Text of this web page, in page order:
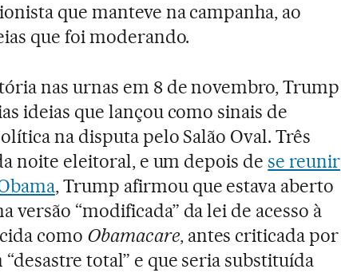
que manteve na campanha, ao
que foi moderando.
nas urnas em 8 de novembro, Trump
ideias que lançou como sinais de
na disputa pelo Salão Oval. Três
noite eleitoral, e um depois dese reunir
, Trump afirmou que estava aberto
versão “modificada” da lei de acesso à
como Obamacare, antes criticada por
total” e que seria substituída